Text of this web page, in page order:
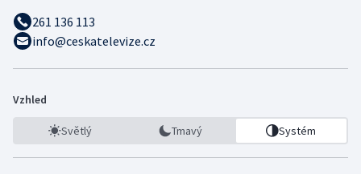
261 136 113
info@ceskatelevize.cz
Vzhled
Světlý Tmavý Systém